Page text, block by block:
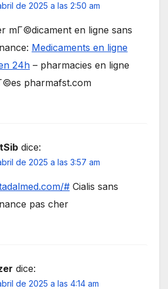
de 2025 a las 2:50 am
mГ©dicament en ligne sans
Medicaments en ligne
24h – pharmacies en ligne
pharmafst.com
dice:
de 2025 a las 3:57 am
# Cialis sans
pas cher
dice:
de 2025 a las 4:14 am